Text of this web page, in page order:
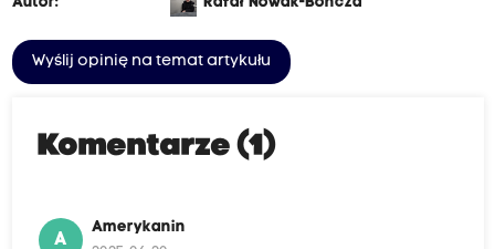
Wyślij opinię na temat artykułu
Komentarze (1)
A
Amerykanin